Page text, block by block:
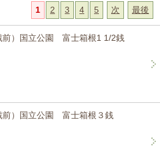
1
2 3 4 5 次 最後
前）国立公園 富士箱根1 1/2銭
前）国立公園 富士箱根３銭